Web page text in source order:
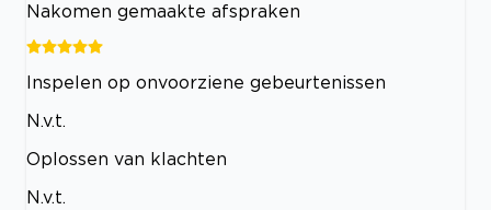
Nakomen gemaakte afspraken
Inspelen op onvoorziene gebeurtenissen
N.v.t.
Oplossen van klachten
N.v.t.